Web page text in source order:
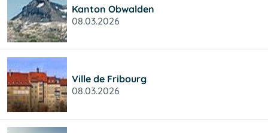
Kanton Obwalden
08.03.2026
Ville de Fribourg
08.03.2026